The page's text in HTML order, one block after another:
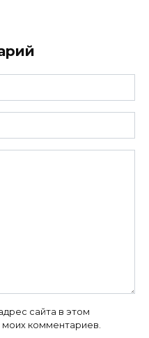
сайта в этом
комментариев.